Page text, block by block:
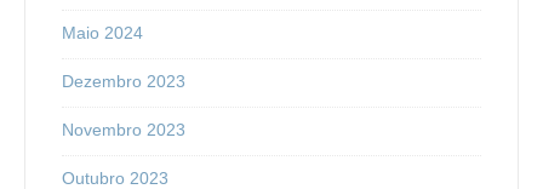
Maio 2024
Dezembro 2023
Novembro 2023
Outubro 2023